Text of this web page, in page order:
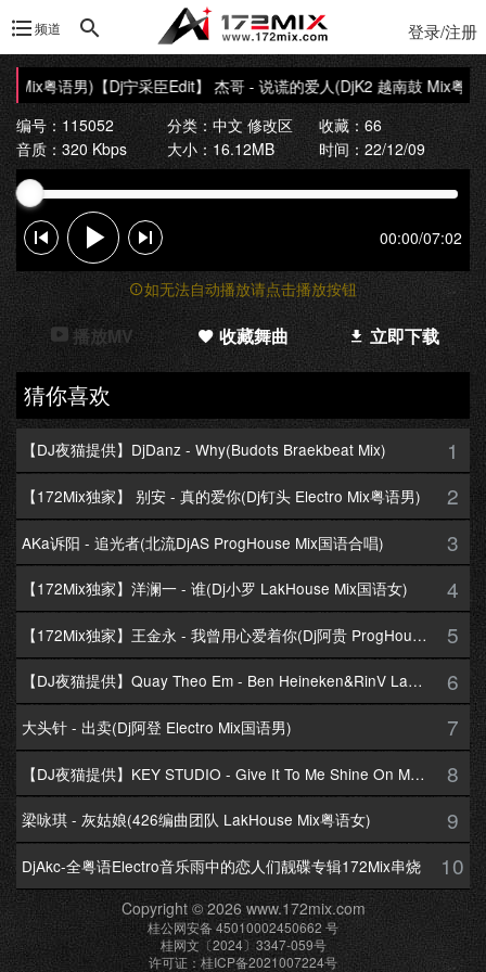
频道 登录/注册
Mix粤语男)【Dj宁采臣Edit】 杰哥 - 说谎的爱人(DjK2 越南鼓 Mix粤语
编号：115052
分类：中文 修改区
收藏：66
音质：320 Kbps
大小：16.12MB 时间：22/12/09
00:00/07:02
如无法自动播放请点击播放按钮
播放MV 收藏舞曲 立即下载
猜你喜欢
【DJ夜猫提供】DjDanz - Why(Budots Braekbeat Mix) 1
【172Mix独家】 别安 - 真的爱你(Dj钉头 Electro Mix粤语男) 2
AKa诉阳 - 追光者(北流DjAS ProgHouse Mix国语合唱) 3
【172Mix独家】洋澜一 - 谁(Dj小罗 LakHouse Mix国语女) 4
【172Mix独家】王金永 - 我曾用心爱着你(Dj阿贵 ProgHouse Mix国语男) 5
【DJ夜猫提供】Quay Theo Em - Ben Heineken&RinV LakHouse Mix 6
大头针 - 出卖(Dj阿登 Electro Mix国语男) 7
【DJ夜猫提供】KEY STUDIO - Give It To Me Shine On Me By Lambo Thea 8
梁咏琪 - 灰姑娘(426编曲团队 LakHouse Mix粤语女) 9
DjAkc-全粤语Electro音乐雨中的恋人们靓碟专辑172Mix串烧 10
Copyright © 2026 www.172mix.com
桂公网安备 45010002450662 号
桂网文〔2024〕3347-059号
许可证：桂ICP备2021007224号